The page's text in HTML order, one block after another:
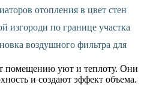
отопления в цвет стен
изгороди по границе участка
воздушного фильтра для
помещению уют и теплоту. Они
и создают эффект объема.